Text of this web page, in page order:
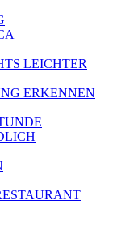
LEICHTER
ERKENNEN